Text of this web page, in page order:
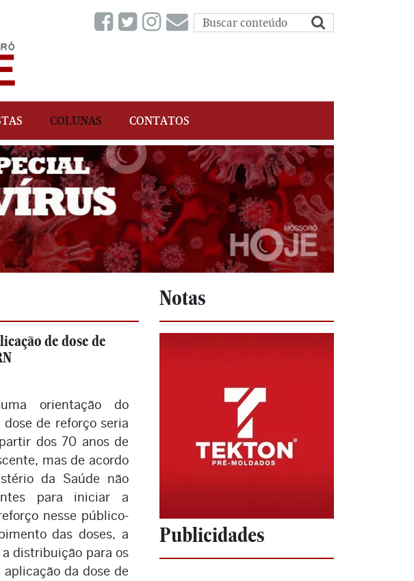
COLUNAS CONTATOS
de dose de
orientação do
de reforço seria
dos 70 anos de
mas de acordo
da Saúde não
para iniciar a
nesse público-
das doses, a
distribuição para os
da dose de
Notas
Publicidades